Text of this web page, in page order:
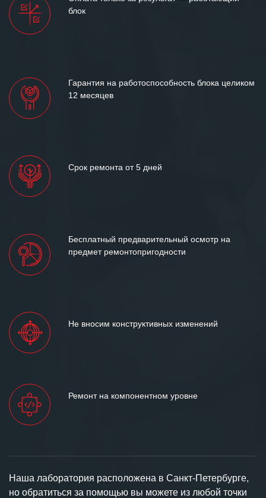
между нашими компаниями открытые
блок
Гарантия на работоспособность блока целиком
12 месяцев
Срок ремонта от 5 дней
Бесплатный предварительный осмотр на
предмет ремонтопригодности
Не вносим конструктивных изменений
Ремонт на компонентном уровне
Наша лаборатория расположена в Санкт-Петербурге,
но обратиться за помощью вы можете из любой точки